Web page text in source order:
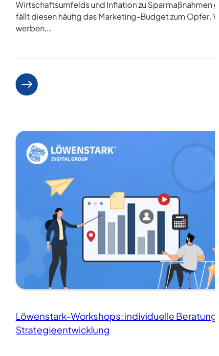
Wirtschaftsumfelds und Inflation zu Sparmaßnahmen
fällt diesen häufig das Marketing-Budget zum Opfer.
werben,…
Weiterlesen
Löwenstark-Workshops: individuelle Beratung
Strategieentwicklung